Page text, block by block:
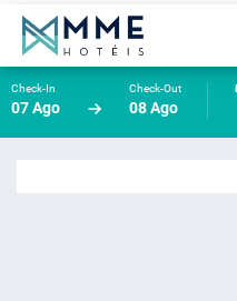
Check-In
07 Ago
Check-Out
08 Ago